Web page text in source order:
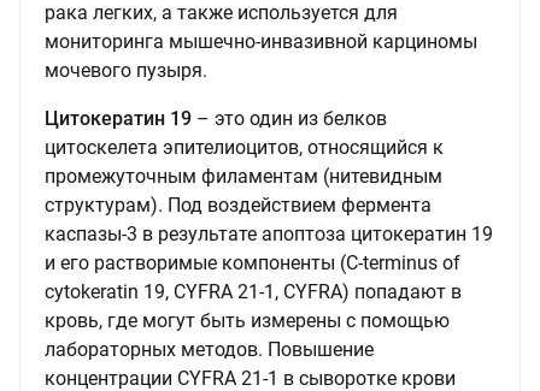
рака легких, а также используется для
мониторинга мышечно-инвазивной карциномы
мочевого пузыря.
Цитокератин 19 – это один из белков
цитоскелета эпителиоцитов, относящийся к
промежуточным филаментам (нитевидным
структурам). Под воздействием фермента
каспазы-3 в результате апоптоза цитокератин 19
и его растворимые компоненты (C-terminus of
cytokeratin 19, CYFRA 21-1, CYFRA) попадают в
кровь, где могут быть измерены с помощью
лабораторных методов. Повышение
концентрации CYFRA 21-1 в сыворотке крови